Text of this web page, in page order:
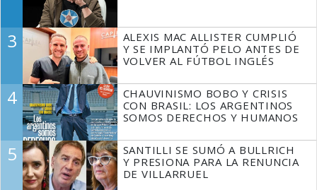
3
ALEXIS MAC ALLISTER CUMPLIÓ
Y SE IMPLANTÓ PELO ANTES DE
VOLVER AL FÚTBOL INGLÉS
4
CHAUVINISMO BOBO Y CRISIS
CON BRASIL: LOS ARGENTINOS
SOMOS DERECHOS Y HUMANOS
5
SANTILLI SE SUMÓ A BULLRICH
Y PRESIONA PARA LA RENUNCIA
DE VILLARRUEL